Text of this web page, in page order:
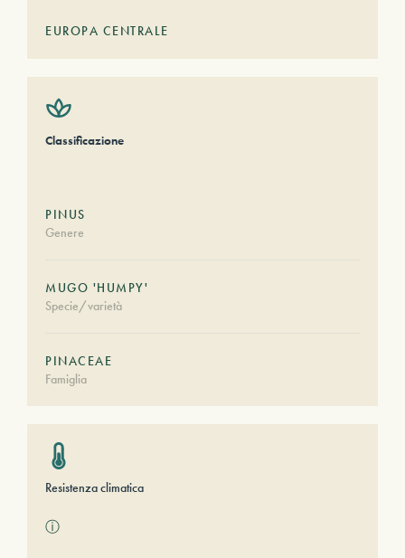
EUROPA CENTRALE
Classificazione
PINUS
Genere
MUGO 'HUMPY'
Specie/varietà
PINACEAE
Famiglia
Resistenza climatica
ⓘ